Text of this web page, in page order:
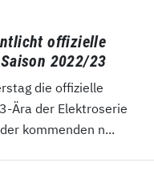
offizielle
2022/23
die offizielle
Ära der Elektroserie
kommenden n...